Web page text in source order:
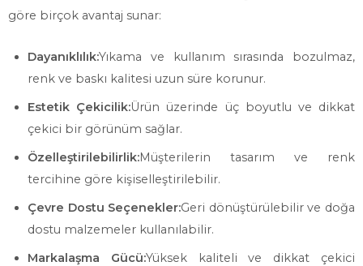
göre birçok avantaj sunar:
Dayanıklılık:Yıkama ve kullanım sırasında bozulmaz,
renk ve baskı kalitesi uzun süre korunur.
Estetik Çekicilik:Ürün üzerinde üç boyutlu ve dikkat
çekici bir görünüm sağlar.
Özelleştirilebilirlik:Müşterilerin tasarım ve renk
tercihine göre kişiselleştirilebilir.
Çevre Dostu Seçenekler:Geri dönüştürülebilir ve doğa
dostu malzemeler kullanılabilir.
Markalaşma Gücü:Yüksek kaliteli ve dikkat çekici